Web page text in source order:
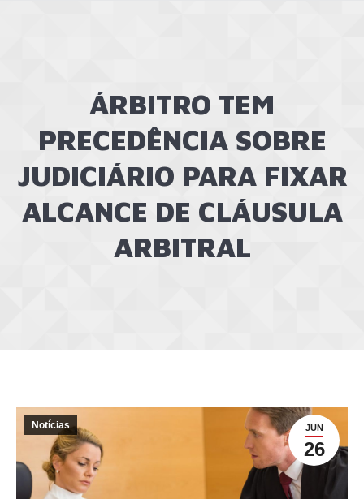
ÁRBITRO TEM
PRECEDÊNCIA SOBRE
JUDICIÁRIO PARA FIXAR
ALCANCE DE CLÁUSULA
ARBITRAL
JUN
26
Notícias